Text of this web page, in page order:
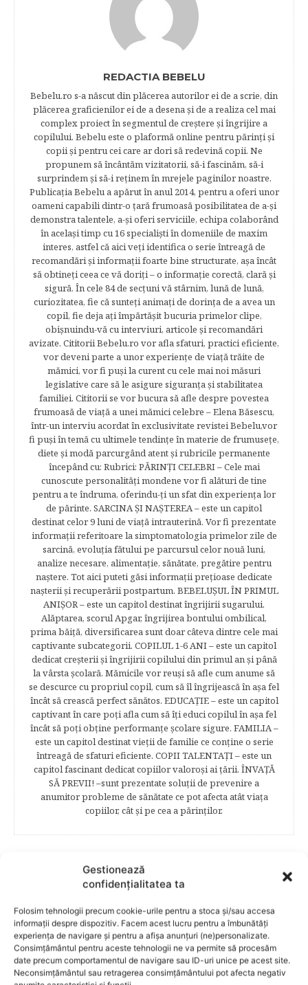
Gestionează
confidențialitatea ta
Folosim tehnologii precum cookie-urile pentru a stoca și/sau accesa
informații despre dispozitiv. Facem acest lucru pentru a îmbunătăți
experiența de navigare și pentru a afișa anunțuri (ne)personalizate.
Consimțământul pentru aceste tehnologii ne va permite să procesăm
date precum comportamentul de navigare sau ID-uri unice pe acest site.
Neconsimțământul sau retragerea consimțământului pot afecta negativ
REDACTIA BEBELU
Bebelu.ro s-a născut din plăcerea autorilor ei de a scrie, din
plăcerea graficienilor ei de a desena şi de a realiza cel mai
complex proiect în segmentul de creştere şi îngrijire a
copilului. Bebelu este o plaformă online pentru părinţi şi
copii şi pentru cei care ar dori să redevină copii. Ne
propunem să încântăm vizitatorii, să-i fascinăm, să-i
surprindem şi să-i reţinem în mrejele paginilor noastre.​
Publicația Bebelu a apărut în anul 2014, pentru a oferi unor
oameni capabili dintr-o ţară frumoasă posibilitatea de a-şi
demonstra talentele, a-şi oferi serviciile, echipa colaborând
în acelaşi timp cu 16 specialişti în domeniile de maxim
interes, astfel că aici veţi identifica o serie întreagă de
recomandări şi informaţii foarte bine structurate, aşa încât
să obtineţi ceea ce vă doriţi – o informaţie corectă, clară şi
sigură. În cele 84 de secțuni vă stârnim, lună de lună,
curiozitatea, fie că sunteţi animaţi de dorinţa de a avea un
copil, fie deja aţi împărtăşit bucuria primelor clipe,
obişnuindu-vă cu interviuri, articole şi recomandări
avizate. Cititorii Bebelu.ro vor afla sfaturi, practici eficiente,
vor deveni parte a unor experienţe de viaţă trăite de
mămici, vor fi puşi la curent cu cele mai noi măsuri
legislative care să le asigure siguranţa şi stabilitatea
familiei. Cititorii se vor bucura să afle despre povestea
frumoasă de viață a unei mămici celebre – Elena Băsescu,
într-un interviu acordat în exclusivitate revistei Bebelu,vor
fi puşi în temă cu ultimele tendinţe în materie de frumuseţe,
diete şi modă parcurgând atent şi rubricile permanente
începând cu: Rubrici: PĂRINŢI CELEBRI – Cele mai
cunoscute personalităţi mondene vor fi alături de tine
pentru a te îndruma, oferindu-ţi un sfat din experienţa lor
de părinte. SARCINA ŞI NAŞTEREA – este un capitol
destinat celor 9 luni de viaţă intrauterină. Vor fi prezentate
informaţii referitoare la simptomatologia primelor zile de
sarcină, evoluţia fătului pe parcursul celor nouă luni,
analize necesare, alimentaţie, sănătate, pregătire pentru
naştere. Tot aici puteti găsi informaţii preţioase dedicate
naşterii şi recuperării postpartum. BEBELUŞUL ÎN PRIMUL
ANIŞOR – este un capitol destinat îngrijirii sugarului.
Alăptarea, scorul Apgar, îngrijirea bontului ombilical,
prima băiţă, diversificarea sunt doar câteva dintre cele mai
captivante subcategorii. COPILUL 1-6 ANI – este un capitol
dedicat creşterii şi îngrijirii copilului din primul an şi până
la vârsta şcolară. Mămicile vor reuşi să afle cum anume să
se descurce cu propriul copil, cum să îl îngrijească în aşa fel
încât să crească perfect sănătos. EDUCAŢIE – este un capitol
captivant în care poţi afla cum să îţi educi copilul în aşa fel
încât să poţi obţine performanţe şcolare sigure. FAMILIA –
este un capitol destinat vieţii de familie ce conţine o serie
întreagă de sfaturi eficiente. COPII TALENTAŢI – este un
capitol fascinant dedicat copiilor valoroși ai țării. ÎNVAŢĂ
SĂ PREVII! –sunt prezentate soluţii de prevenire a
anumitor probleme de sănătate ce pot afecta atât viaţa
copiilor, cât şi pe cea a părinţilor.
RELATED POSTS